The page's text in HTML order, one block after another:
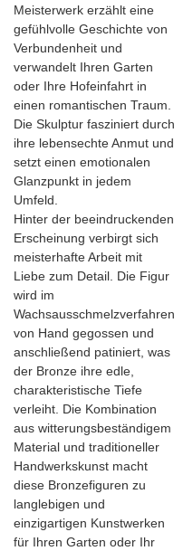
Meisterwerk erzählt eine
gefühlvolle Geschichte von
Verbundenheit und
verwandelt Ihren Garten
oder Ihre Hofeinfahrt in
einen romantischen Traum.
Die Skulptur fasziniert durch
ihre lebensechte Anmut und
setzt einen emotionalen
Glanzpunkt in jedem
Umfeld.
Hinter der beeindruckenden
Erscheinung verbirgt sich
meisterhafte Arbeit mit
Liebe zum Detail. Die Figur
wird im
Wachsausschmelzverfahren
von Hand gegossen und
anschließend patiniert, was
der Bronze ihre edle,
charakteristische Tiefe
verleiht. Die Kombination
aus witterungsbeständigem
Material und traditioneller
Handwerkskunst macht
diese Bronzefiguren zu
langlebigen und
einzigartigen Kunstwerken
für Ihren Garten oder Ihr